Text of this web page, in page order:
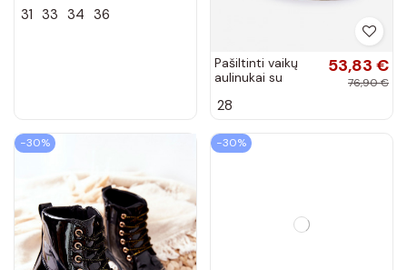
Gooby
31 33 34 36
Pašiltinti vaikų
aulinukai su
efektu juodos
53,83 €
76,90 €
28
−30% −30%